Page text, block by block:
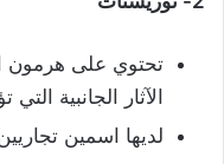
تحتوي على هرمون
الآثار الجانبية
لديها اسمين